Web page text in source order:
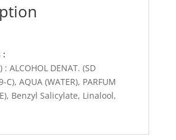
:
: ALCOHOL DENAT. (SD
C), AQUA (WATER), PARFUM
Benzyl Salicylate, Linalool,